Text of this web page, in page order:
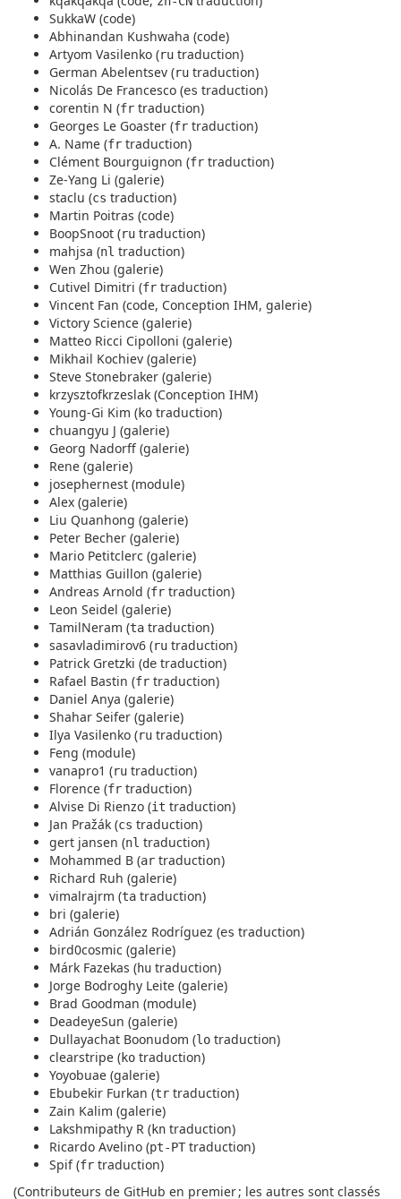
SukkaW (code)
Abhinandan Kushwaha (code)
Artyom Vasilenko (ru traduction)
German Abelentsev (ru traduction)
Nicolás De Francesco (es traduction)
corentin N (fr traduction)
Georges Le Goaster (fr traduction)
A. Name (fr traduction)
Clément Bourguignon (fr traduction)
Ze-Yang Li (galerie)
staclu (cs traduction)
Martin Poitras (code)
BoopSnoot (ru traduction)
mahjsa (nl traduction)
Wen Zhou (galerie)
Cutivel Dimitri (fr traduction)
Vincent Fan (code, Conception IHM, galerie)
Victory Science (galerie)
Matteo Ricci Cipolloni (galerie)
Mikhail Kochiev (galerie)
Steve Stonebraker (galerie)
krzysztofkrzeslak (Conception IHM)
Young-Gi Kim (ko traduction)
chuangyu J (galerie)
Georg Nadorff (galerie)
Rene (galerie)
josephernest (module)
Alex (galerie)
Liu Quanhong (galerie)
Peter Becher (galerie)
Mario Petitclerc (galerie)
Matthias Guillon (galerie)
Andreas Arnold (fr traduction)
Leon Seidel (galerie)
TamilNeram (ta traduction)
sasavladimirov6 (ru traduction)
Patrick Gretzki (de traduction)
Rafael Bastin (fr traduction)
Daniel Anya (galerie)
Shahar Seifer (galerie)
Ilya Vasilenko (ru traduction)
Feng (module)
vanapro1 (ru traduction)
Florence (fr traduction)
Alvise Di Rienzo (it traduction)
Jan Pražák (cs traduction)
gert jansen (nl traduction)
Mohammed B (ar traduction)
Richard Ruh (galerie)
vimalrajrm (ta traduction)
bri (galerie)
Adrián González Rodríguez (es traduction)
bird0cosmic (galerie)
Márk Fazekas (hu traduction)
Jorge Bodroghy Leite (galerie)
Brad Goodman (module)
DeadeyeSun (galerie)
Dullayachat Boonudom (lo traduction)
clearstripe (ko traduction)
Yoyobuae (galerie)
Ebubekir Furkan (tr traduction)
Zain Kalim (galerie)
Lakshmipathy R (kn traduction)
Ricardo Avelino (pt-PT traduction)
Spif (fr traduction)
(Contributeurs de GitHub en premier ; les autres sont classés